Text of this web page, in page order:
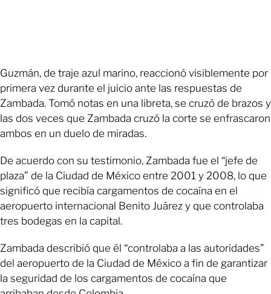
Guzmán, de traje azul marino, reaccionó visiblemente por
primera vez durante el juicio ante las respuestas de
Zambada. Tomó notas en una libreta, se cruzó de brazos y
las dos veces que Zambada cruzó la corte se enfrascaron
ambos en un duelo de miradas.
De acuerdo con su testimonio, Zambada fue el “jefe de
plaza” de la Ciudad de México entre 2001 y 2008, lo que
significó que recibía cargamentos de cocaína en el
aeropuerto internacional Benito Juárez y que controlaba
tres bodegas en la capital.
Zambada describió que él “controlaba a las autoridades”
del aeropuerto de la Ciudad de México a fin de garantizar
la seguridad de los cargamentos de cocaína que